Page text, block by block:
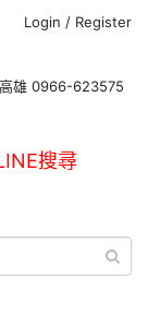
Login / Register
高雄 0966-623575
搜尋